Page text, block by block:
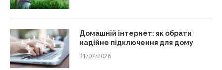
Домашній інтернет: як обрати
надійне підключення для дому
31/07/2026